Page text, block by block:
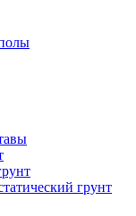
грунт